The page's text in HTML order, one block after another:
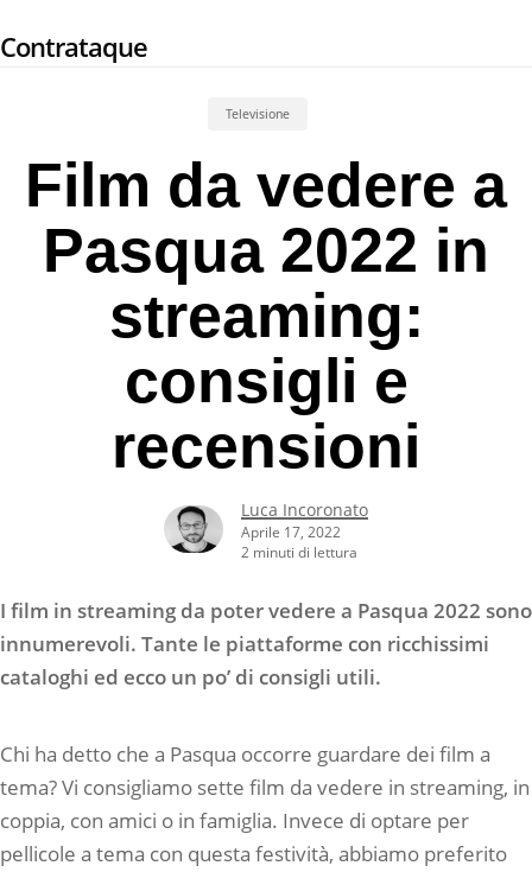
to
Contrataque
Televisione
Film da vedere a
Pasqua 2022 in
streaming:
consigli e
recensioni
Luca Incoronato
Aprile 17, 2022
2 minuti di lettura
I film in streaming da poter vedere a Pasqua 2022 sono
innumerevoli. Tante le piattaforme con ricchissimi
cataloghi ed ecco un po’ di consigli utili.
Chi ha detto che a Pasqua occorre guardare dei film a
tema? Vi consigliamo sette film da vedere in streaming, in
coppia, con amici o in famiglia. Invece di optare per
pellicole a tema con questa festività, abbiamo preferito